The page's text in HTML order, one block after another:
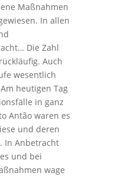
Maßnahmen
In allen
Die Zahl
Auch
wesentlich
heutigen Tag
in ganz
Antão waren es
und deren
In Anbetracht
und bei
wage